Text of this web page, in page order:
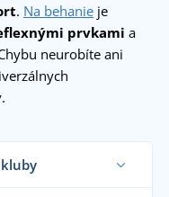
. Na behanie je
prvkami a
neurobíte ani
športovým týmom,